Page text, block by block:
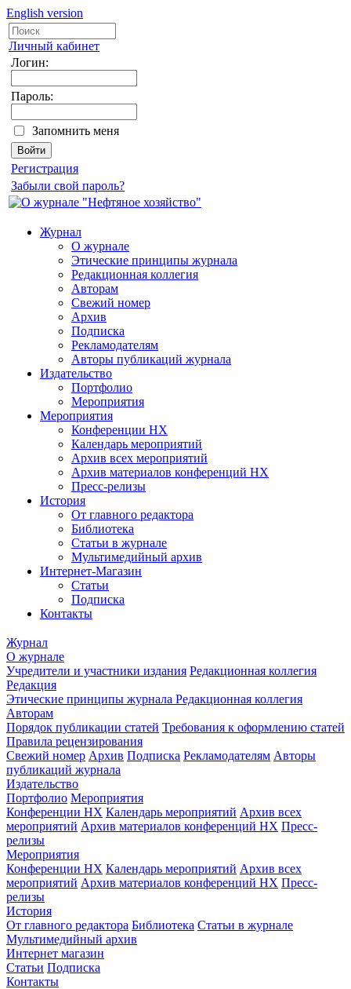
English version
Личный кабинет
Логин:
Пароль:
Запомнить меня
Регистрация
Забыли свой пароль?
Журнал
О журнале
Этические принципы журнала
Редакционная коллегия
Авторам
Свежий номер
Архив
Подписка
Рекламодателям
Авторы публикаций журнала
Издательство
Портфолио
Мероприятия
Мероприятия
Конференции НХ
Календарь мероприятий
Архив всех мероприятий
Архив материалов конференций НХ
Пресс-релизы
История
От главного редактора
Библиотека
Статьи в журнале
Мультимедийный архив
Интернет-Магазин
Статьи
Подписка
Контакты
Журнал
О журнале
Учредители и участники издания Редакционная коллегия
Редакция
Этические принципы журнала Редакционная коллегия
Авторам
Порядок публикации статей Требования к оформлению статей
Правила рецензирования
Свежий номер Архив Подписка Рекламодателям Авторы
публикаций журнала
Издательство
Портфолио Мероприятия
Конференции НХ Календарь мероприятий Архив всех
мероприятий Архив материалов конференций НХ Пресс-
релизы
Мероприятия
Конференции НХ Календарь мероприятий Архив всех
мероприятий Архив материалов конференций НХ Пресс-
релизы
История
От главного редактора Библиотека Статьи в журнале
Мультимедийный архив
Интернет магазин
Статьи Подписка
Контакты